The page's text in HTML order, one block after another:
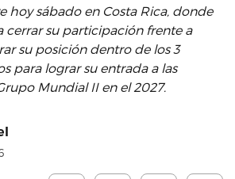
hoy sábado en Costa Rica, donde
cerrar su participación frente a
su posición dentro de los 3
para lograr su entrada a las
Mundial II en el 2027.